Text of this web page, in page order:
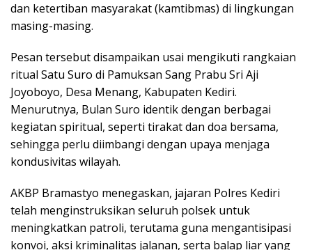
dan ketertiban masyarakat (kamtibmas) di lingkungan
masing-masing.
Pesan tersebut disampaikan usai mengikuti rangkaian
ritual Satu Suro di Pamuksan Sang Prabu Sri Aji
Joyoboyo, Desa Menang, Kabupaten Kediri.
Menurutnya, Bulan Suro identik dengan berbagai
kegiatan spiritual, seperti tirakat dan doa bersama,
sehingga perlu diimbangi dengan upaya menjaga
kondusivitas wilayah.
AKBP Bramastyo menegaskan, jajaran Polres Kediri
telah menginstruksikan seluruh polsek untuk
meningkatkan patroli, terutama guna mengantisipasi
konvoi, aksi kriminalitas jalanan, serta balap liar yang